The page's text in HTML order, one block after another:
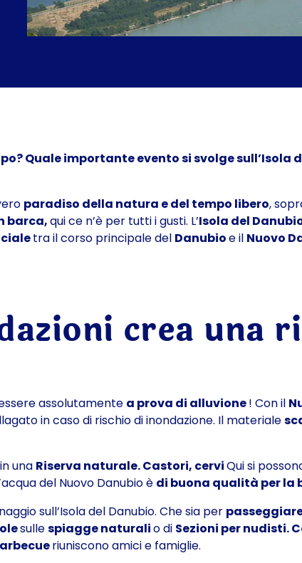
Quale importante evento si svolge sull’Isola
paradiso della natura e del tempo libero,
barca,qui ce n’è per tutti i gusti. L’Isola del
tra il corso principale del Danubioe il Nuovo
crea una
assolutamente a prova di alluvione! Con il
in caso di rischio di inondazione. Il materiale
una Riserva naturale. Castori, cerviQui si
del Nuovo Danubio è di buona qualità per la
sull’Isola del Danubio. Che sia per
sullespiagge naturalio di Sezioni per nudisti.
riuniscono amici e famiglie.